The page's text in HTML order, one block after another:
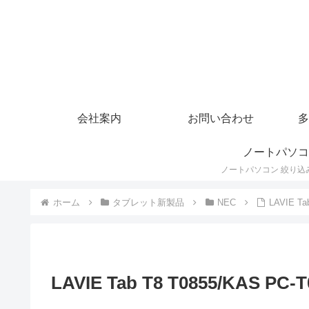
会社案内 お問い合わせ
ノートパソ
ホーム タブレット新製品 NEC LAVIE
LAVIE Tab T8 T0855/KAS PC-